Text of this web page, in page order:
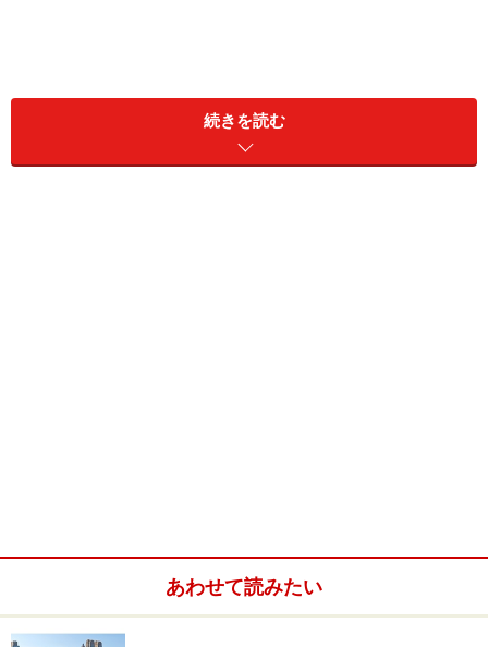
マルチメディアの展示物。私もファンである、俳優のグ
レゴリー・ペックが若いときロックフェラーセンターで
アルバイトしていた記念の彼の身分証明書などが展示さ
続きを読む
あわせて読みたい